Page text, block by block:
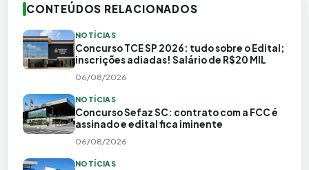
CONTEÚDOS RELACIONADOS
NOTÍCIAS
Concurso TCE SP 2026: tudo sobre o Edital;
inscrições adiadas! Salário de R$20 MIL
06/08/2026
NOTÍCIAS
Concurso Sefaz SC: contrato com a FCC é
assinado e edital fica iminente
06/08/2026
NOTÍCIAS